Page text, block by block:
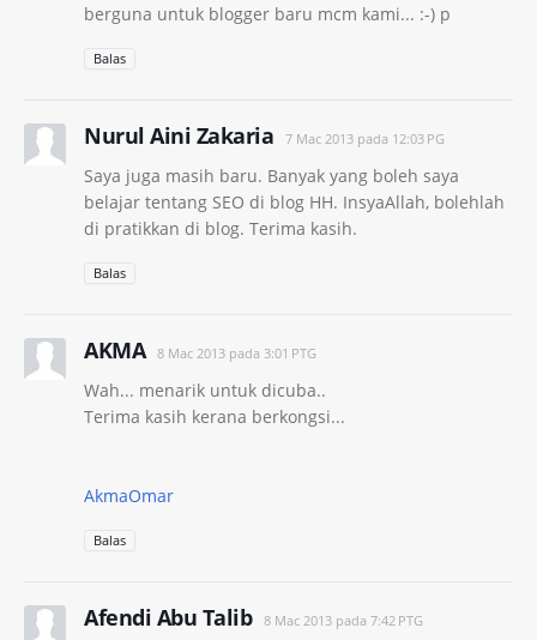
berguna untuk blogger baru mcm kami... :-) p
Balas
Nurul Aini Zakaria 7 Mac 2013 pada 12:03 PG
Saya juga masih baru. Banyak yang boleh saya
belajar tentang SEO di blog HH. InsyaAllah, bolehlah
di pratikkan di blog. Terima kasih.
Balas
AKMA 8 Mac 2013 pada 3:01 PTG
Wah... menarik untuk dicuba..
Terima kasih kerana berkongsi...
AkmaOmar
Balas
Afendi Abu Talib 8 Mac 2013 pada 7:42 PTG